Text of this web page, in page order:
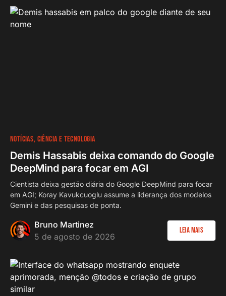
NOTÍCIAS CIÊNCIA E TECNOLOGIA
Demis Hassabis deixa comando do Google
DeepMind para focar em AGI
Cientista deixa gestão diária do Google DeepMind para focar
em AGI; Koray Kavukcuoglu assume a liderança dos modelos
Gemini e das pesquisas de ponta.
Bruno Martinez
5 de agosto de 2026
Leia Mais